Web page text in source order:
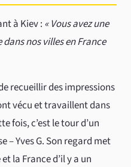
à Kiev : « Vous avez une
nos villes en France
recueillir des impressions
vécu et travaillent dans
fois, c’est le tour d’un
– Yves G. Son regard met
la France d’il y a un